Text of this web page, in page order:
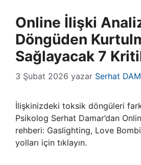
Online İlişki
Döngüden
Sağlayacak 7
3 Şubat 2026 yazar Serhat
İlişkinizdeki toksik döngüleri
Psikolog Serhat Damar’dan
rehberi: Gaslighting, Love
yolları için tıklayın.